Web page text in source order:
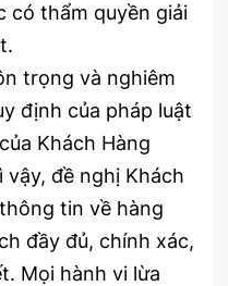
có thẩm quyền giải
trọng và nghiêm
định của pháp luật
Khách Hàng
vậy, đề nghị Khách
tin về hàng
đầy đủ, chính xác,
Mọi hành vi lừa